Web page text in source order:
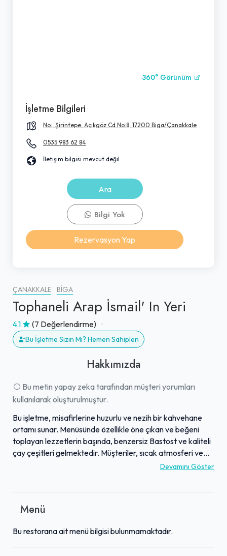
ÇANAKKALE BIGA
Tophaneli Arap İsmail' In Yeri
4.1 (7 Değerlendirme)
Bu İşletme Sizin Mi? Hemen Sahiplen
Hakkımızda
Bu metin yapay zeka tarafından müşteri yorumları
kullanılarak oluşturulmuştur.
Bu işletme, misafirlerine huzurlu ve nezih bir kahvehane
ortamı sunar. Menüsünde özellikle öne çıkan ve beğeni
toplayan lezzetlerin başında, benzersiz Bastost ve kaliteli
çay çeşitleri gelmektedir. Müşteriler, sıcak atmosferi ve
özenle hazırlanan ürünleriyle keyifli bir deneyim
buluşma noktasıdır. Ziyaretçilerine konforlu bir ortamda
hedefler.
Devamını Göster
Menü
Bu restorana ait menü bilgisi bulunmamaktadır.
360° Görünüm
İşletme Bilgileri
No:, Şirintepe, Açıkgöz Cd No:8, 17200 Biga/Çanakkale
0535 983 62 84
İletişim bilgisi mevcut değil.
Ara
Bilgi Yok
Rezervasyon Yap